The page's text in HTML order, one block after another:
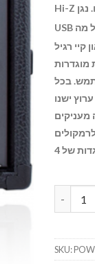
נגן
USB להשמעת מדיה והקלטה, מה שמאפשר להקליט את כל מה
גבוהה עם 16 תוכניות מוגדרות
בכל
מעניקים
יציאות לרמקולים
SKU: